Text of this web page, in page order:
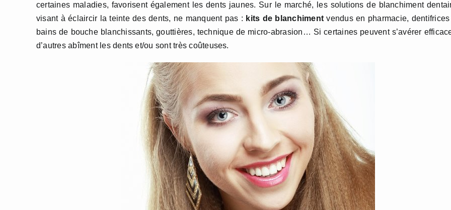
certaines maladies, favorisent également les dents jaunes. Sur le marché, les solutions de blanchiment
visant à éclaircir la teinte des dents, ne manquent pas : kits de blanchiment vendus en pharmacie,
bains de bouche blanchissants, gouttières, technique de micro-abrasion… Si certaines peuvent s’avérer
d’autres abîment les dents et/ou sont très coûteuses.